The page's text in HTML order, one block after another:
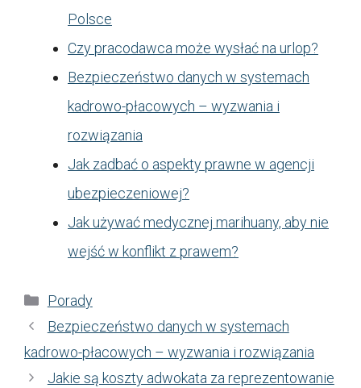
Polsce
Czy pracodawca może wysłać na urlop?
Bezpieczeństwo danych w systemach
kadrowo-płacowych – wyzwania i
rozwiązania
Jak zadbać o aspekty prawne w agencji
ubezpieczeniowej?
Jak używać medycznej marihuany, aby nie
wejść w konflikt z prawem?
Kategorie
Porady
Bezpieczeństwo danych w systemach
kadrowo-płacowych – wyzwania i rozwiązania
Jakie są koszty adwokata za reprezentowanie